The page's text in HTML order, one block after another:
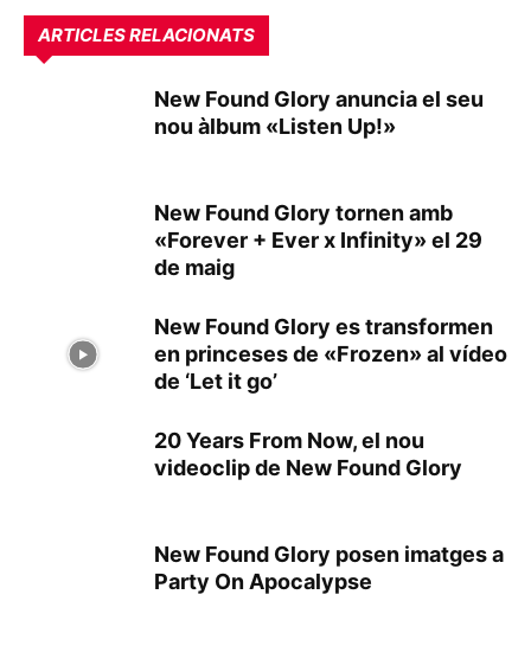
ARTICLES RELACIONATS
New Found Glory anuncia el seu
nou àlbum «Listen Up!»
New Found Glory tornen amb
«Forever + Ever x Infinity» el 29
de maig
New Found Glory es transformen
en princeses de «Frozen» al vídeo
de ‘Let it go’
20 Years From Now, el nou
videoclip de New Found Glory
New Found Glory posen imatges a
Party On Apocalypse